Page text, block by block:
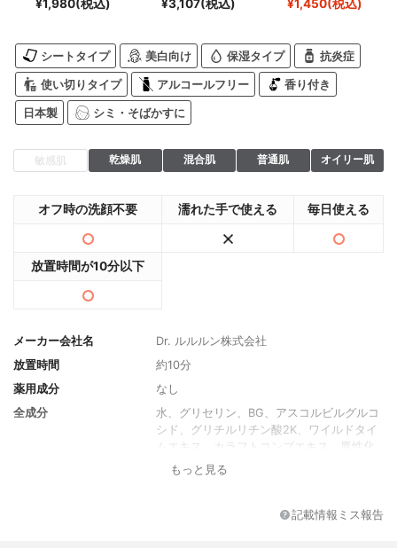
¥1,980(税込) ¥3,107(税込) ¥1,450(税込)
シートタイプ 美白向け 保湿タイプ 抗炎症
使い切りタイプ アルコールフリー 香り付き
日本製 シミ・そばかすに
敏感肌 乾燥肌 混合肌 普通肌 オイリー肌
オフ時の洗顔不要 濡れた手で使える 毎日使える
放置時間が10分以下
メーカー会社名
Dr. ルルルン株式会社
放置時間
約10分
薬用成分
なし
全成分
水、グリセリン、BG、アスコルビルグルコ
シド、グリチルリチン酸2K、ワイルドタイ
ムエキス、カラフトコンブエキス、異性化
糖、クエン酸、クエン酸Na、キサンタンガ
もっと見る
記載情報ミス報告